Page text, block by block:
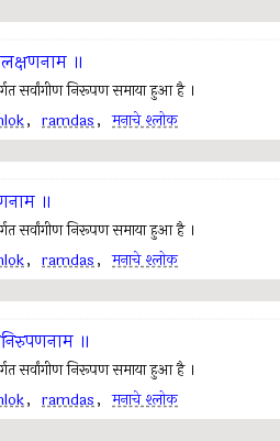
॥
सर्वांगीण निरूपण समाया हुआ है ।
, ramdas, मनाचे श्लोक
॥
सर्वांगीण निरूपण समाया हुआ है ।
, ramdas, मनाचे श्लोक
॥
सर्वांगीण निरूपण समाया हुआ है ।
, ramdas, मनाचे श्लोक